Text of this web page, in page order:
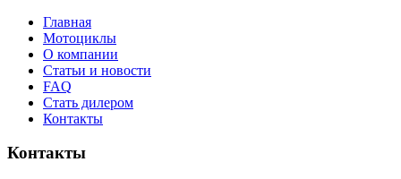
Главная
Мотоциклы
О компании
Статьи и новости
FAQ
Стать дилером
Контакты
Контакты